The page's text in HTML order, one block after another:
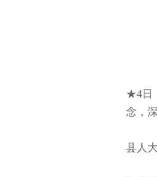
★4日
念，
县人